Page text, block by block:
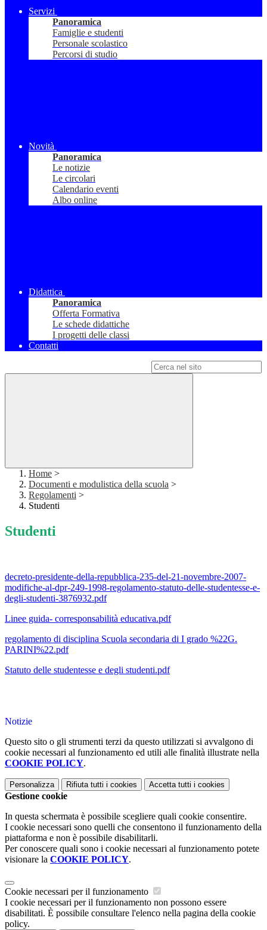
Servizi
Panoramica
Famiglie e studenti
Personale scolastico
Percorsi di studio
Novità
Panoramica
Le notizie
Le circolari
Calendario eventi
Albo online
Didattica
Panoramica
Offerta Formativa
Le schede didattiche
I progetti delle classi
Contatti
Home >
Documenti e modulistica della scuola >
Regolamenti >
Studenti
Studenti
decreto-presidente-della-repubblica-235-del-21-novembre-2007-
modifiche-al-dpr-249-1998-regolamento-statuto-delle-studentesse-e-
degli-studenti-3876932.pdf
Linee guida- corresponsabilità educativa.pdf
regolamento di disciplina Scuola secondaria di I grado %22G.
PARINI%22.pdf
Statuto delle studentesse e degli studenti.pdf
Notizie
Questo sito o gli strumenti terzi da questo utilizzati si avvalgono di
cookie necessari al funzionamento ed utili alle finalità illustrate nella
COOKIE POLICY.
Personalizza Rifiuta tutti i cookies Accetta tutti i cookies
Gestione cookie
In questa schermata è possibile scegliere quali cookie consentire.
I cookie necessari sono quelli che consentono il funzionamento della
piattaforma e non è possibile disabilitarli.
Per conoscere quali sono i cookie necessari al funzionamento potete
visionare la COOKIE POLICY.
Cookie necessari per il funzionamento
I cookie necessari per il funzionamento non possono essere
disabilitati. È possibile consultare l'elenco nella pagina della cookie
policy.